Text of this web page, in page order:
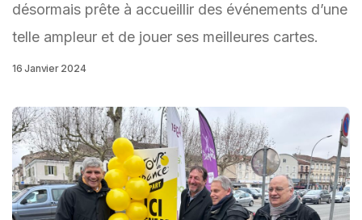
désormais prête à accueillir des événements d’une
telle ampleur et de jouer ses meilleures cartes.
16 Janvier 2024